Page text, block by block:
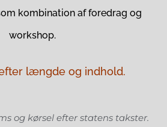
kombination af foredrag og
workshop.
længde og indhold.
og kørsel efter statens takster.